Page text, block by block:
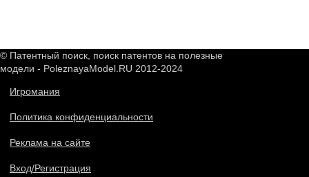
© Патентный поиск, поиск патентов на полезные
модели - PoleznayaModel.RU 2012-2024
Игромания
Политика конфиденциальности
Реклама на сайте
Вход/Регистрация